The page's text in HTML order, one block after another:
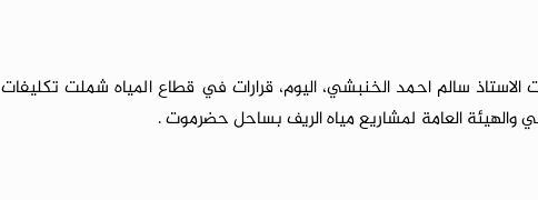
سالم احمد الخنبشي، اليوم، قرارات في قطاع المياه شملت تكليفات
والهيئة العامة لمشاريع مياه الريف بساحل حضرموت .